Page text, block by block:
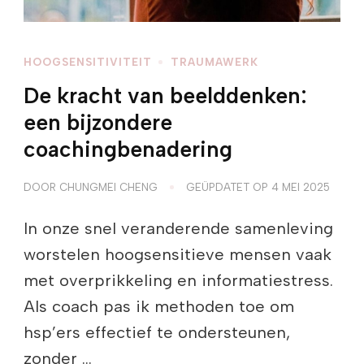
HOOGSENSITIVITEIT TRAUMAWERK
De kracht van beelddenken:
een bijzondere
coachingbenadering
DOOR CHUNGMEI CHENG GEÜPDATET OP 4 MEI 2025
In onze snel veranderende samenleving
worstelen hoogsensitieve mensen vaak
met overprikkeling en informatiestress.
Als coach pas ik methoden toe om
hsp’ers effectief te ondersteunen,
zonder …